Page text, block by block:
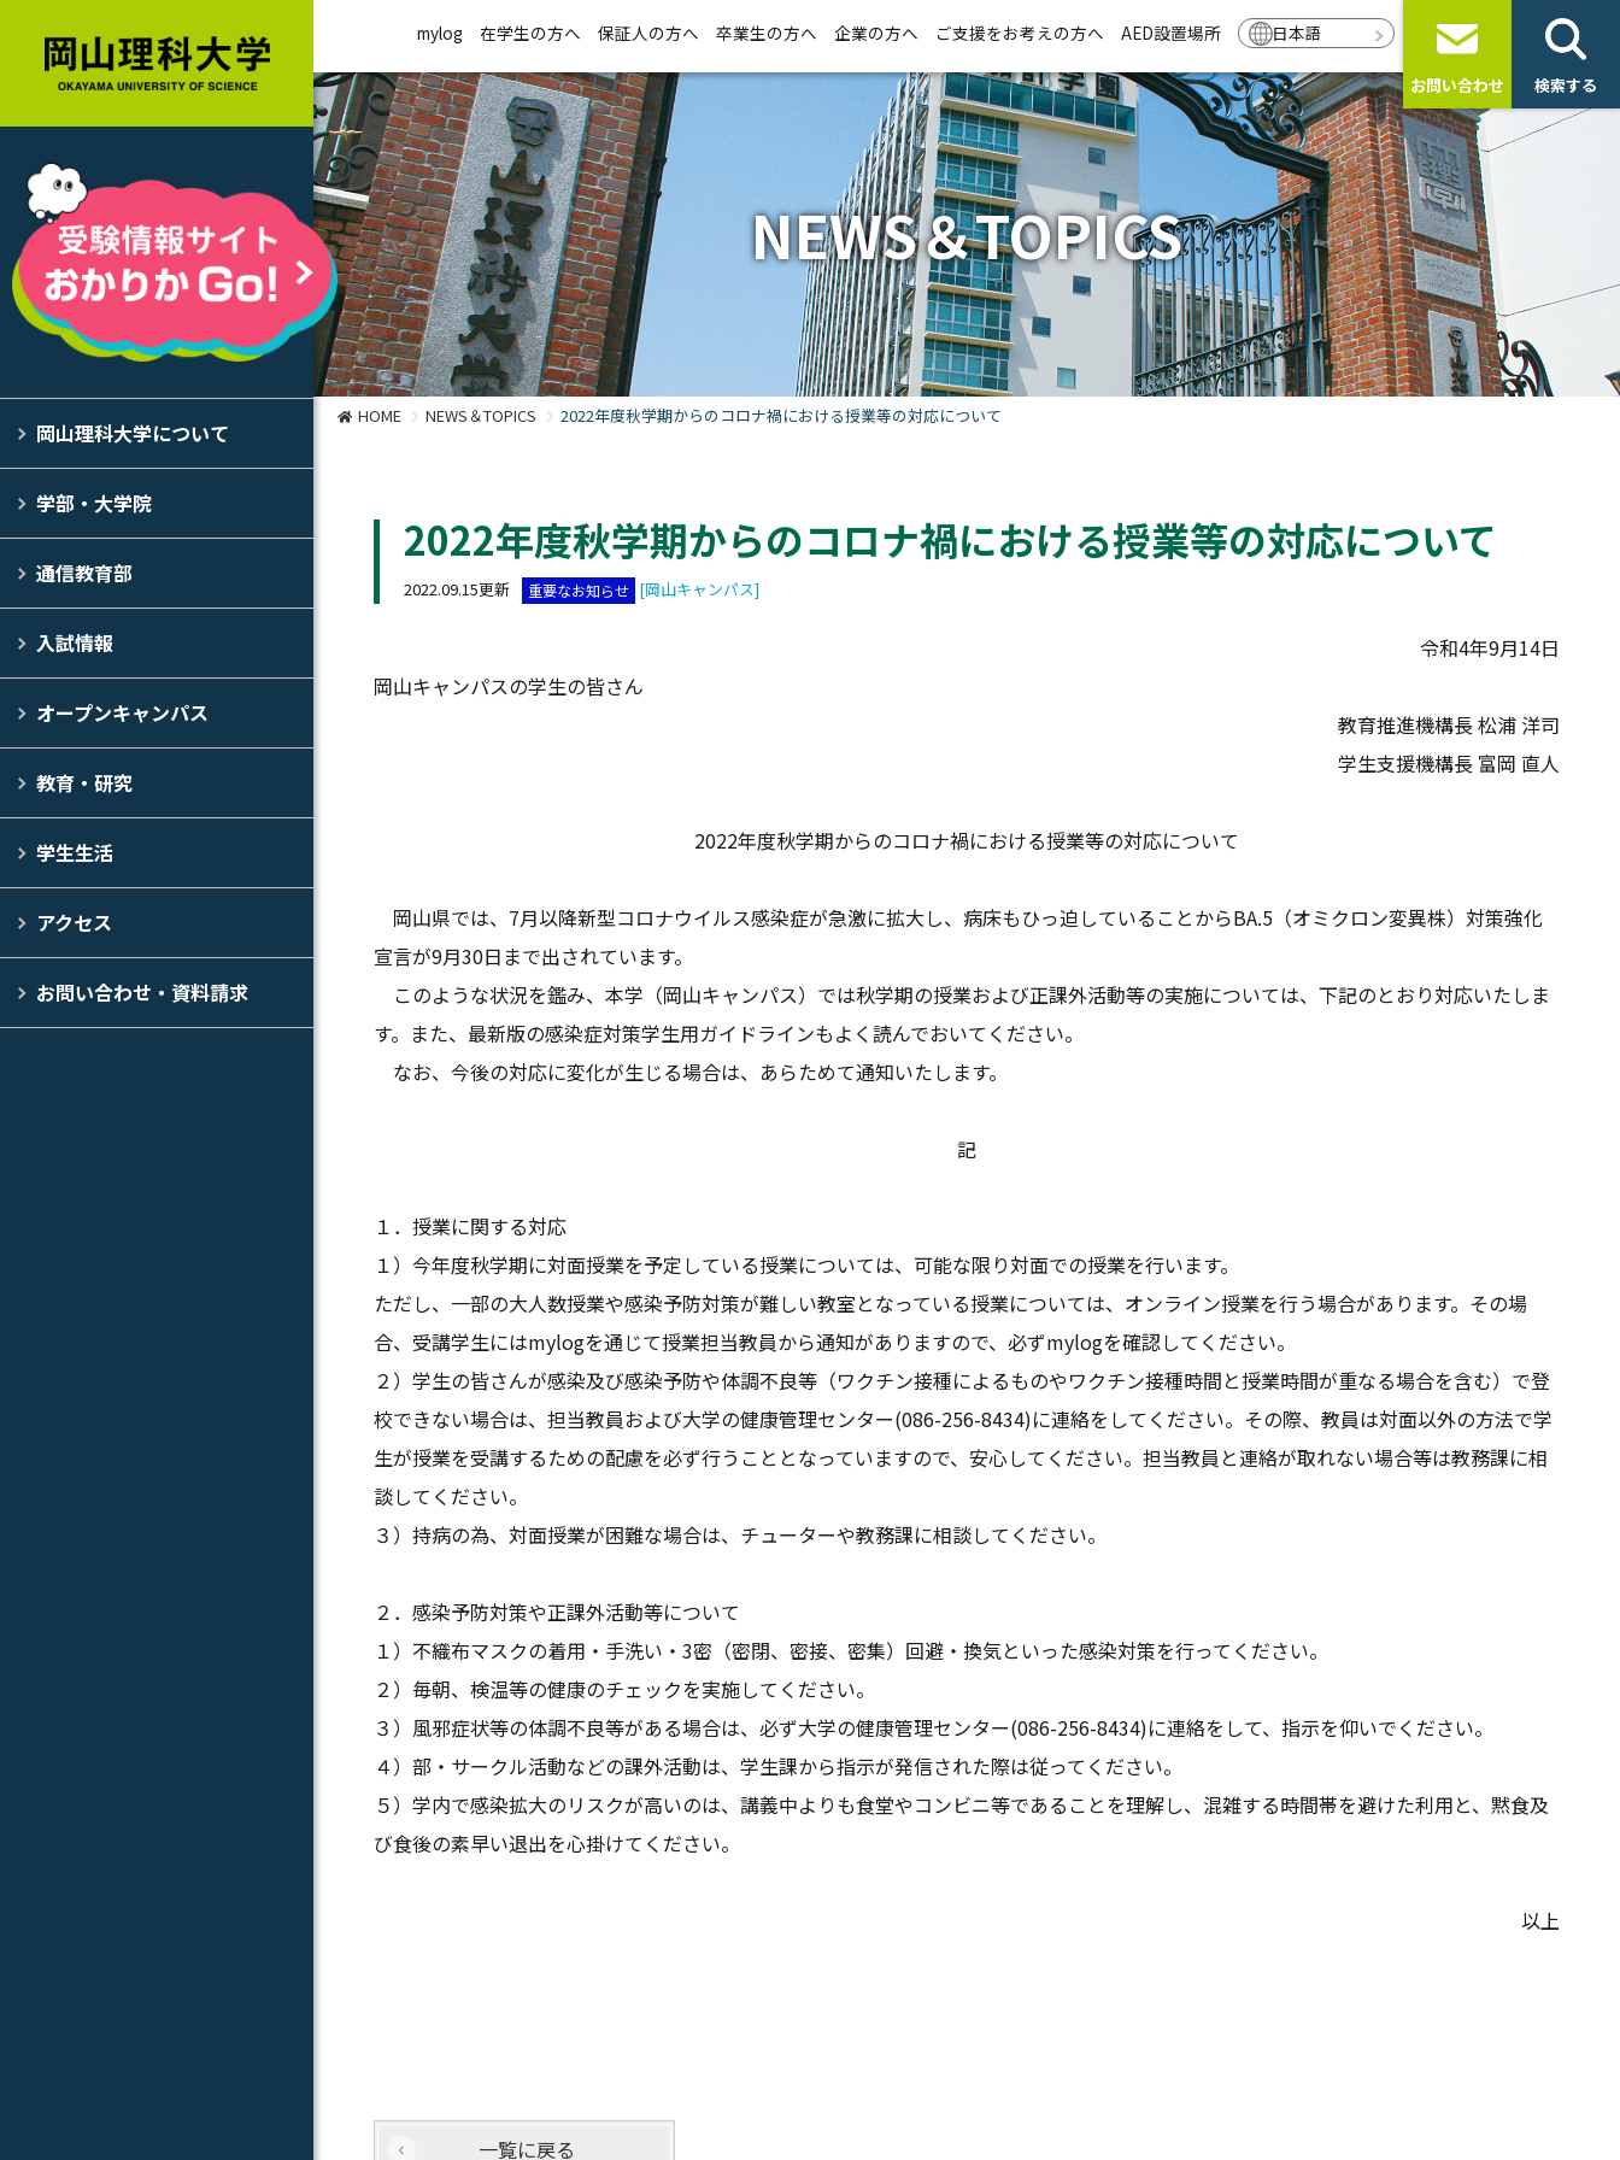
岡山理科大学について
学部・大学院
通信教育部
入試情報
オープンキャンパス
教育・研究
学生生活
アクセス
お問い合わせ・資料請求
mylog 在学生の方へ 保証人の方へ 卒業生の方へ 企業の方へ ご支援をお考えの方へ AED設置場所 日本語
お問い合わせ 検索する
NEWS＆TOPICS
HOME NEWS＆TOPICS 2022年度秋学期からのコロナ禍における授業等の対応について
2022年度秋学期からのコロナ禍における授業等の対応について
2022.09.15更新 重要なお知らせ [岡山キャンパス]
令和4年9月14日
岡山キャンパスの学生の皆さん
教育推進機構長 松浦 洋司
学生支援機構長 富岡 直人
2022年度秋学期からのコロナ禍における授業等の対応について
岡山県では、7月以降新型コロナウイルス感染症が急激に拡大し、病床もひっ迫していることからBA.5（オミクロン変異株）対策強化
宣言が9月30日まで出されています。
このような状況を鑑み、本学（岡山キャンパス）では秋学期の授業および正課外活動等の実施については、下記のとおり対応いたしま
す。また、最新版の感染症対策学生用ガイドラインもよく読んでおいてください。
なお、今後の対応に変化が生じる場合は、あらためて通知いたします。
記
１．授業に関する対応
１）今年度秋学期に対面授業を予定している授業については、可能な限り対面での授業を行います。
ただし、一部の大人数授業や感染予防対策が難しい教室となっている授業については、オンライン授業を行う場合があります。その場
合、受講学生にはmylogを通じて授業担当教員から通知がありますので、必ずmylogを確認してください。
２）学生の皆さんが感染及び感染予防や体調不良等（ワクチン接種によるものやワクチン接種時間と授業時間が重なる場合を含む）で登
校できない場合は、担当教員および大学の健康管理センター(086-256-8434)に連絡をしてください。その際、教員は対面以外の方法で学
生が授業を受講するための配慮を必ず行うこととなっていますので、安心してください。担当教員と連絡が取れない場合等は教務課に相
談してください。
３）持病の為、対面授業が困難な場合は、チューターや教務課に相談してください。
２．感染予防対策や正課外活動等について
１）不織布マスクの着用・手洗い・3密（密閉、密接、密集）回避・換気といった感染対策を行ってください。
２）毎朝、検温等の健康のチェックを実施してください。
３）風邪症状等の体調不良等がある場合は、必ず大学の健康管理センター(086-256-8434)に連絡をして、指示を仰いでください。
４）部・サークル活動などの課外活動は、学生課から指示が発信された際は従ってください。
５）学内で感染拡大のリスクが高いのは、講義中よりも食堂やコンビニ等であることを理解し、混雑する時間帯を避けた利用と、黙食及
び食後の素早い退出を心掛けてください。
以上
一覧に戻る